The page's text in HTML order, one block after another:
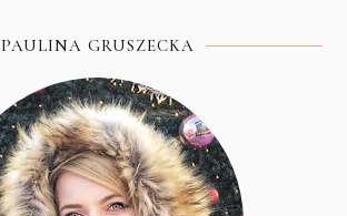
PAULINA GRUSZECKA